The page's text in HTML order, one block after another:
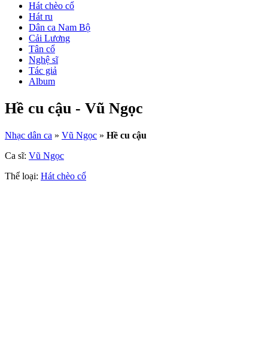
Hát chèo cổ
Hát ru
Dân ca Nam Bộ
Cải Lương
Tân cổ
Nghệ sĩ
Tác giả
Album
Hề cu cậu - Vũ Ngọc
Nhạc dân ca » Vũ Ngọc » Hề cu cậu
Ca sĩ: Vũ Ngọc
Thể loại: Hát chèo cổ